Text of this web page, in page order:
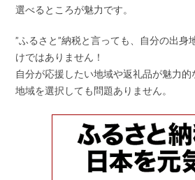
選べるところが魅力です。
”ふるさと”納税と言っても、自分の出身
けではありません！
自分が応援したい地域や返礼品が魅力
地域を選択しても問題ありません。